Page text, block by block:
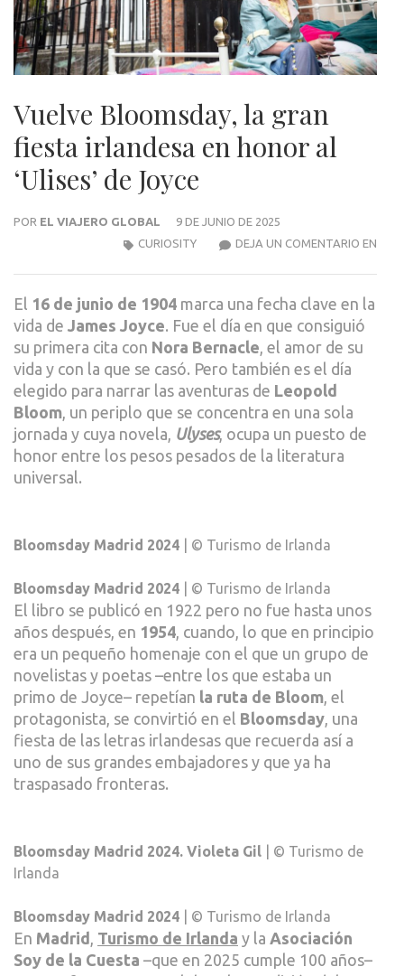
Vuelve Bloomsday, la gran
fiesta irlandesa en honor al
‘Ulises’ de Joyce
POR EL VIAJERO GLOBAL
9 DE JUNIO DE 2025
DEJA UN COMENTARIO EN
CURIOSITY
El 16 de junio de 1904 marca una fecha clave en la
vida de James Joyce. Fue el día en que consiguió
su primera cita con Nora Bernacle , el amor de su
vida y con la que se casó. Pero también es el día
elegido para narrar las aventuras de Leopold
Bloom , un periplo que se concentra en una sola
jornada y cuya novela, Ulyses, ocupa un puesto de
honor entre los pesos pesados de la literatura
universal.
Bloomsday Madrid 2024 | © Turismo de Irlanda
Bloomsday Madrid 2024 | © Turismo de Irlanda
El libro se publicó en 1922 pero no fue hasta unos
años después, en 1954 , cuando, lo que en principio
era un pequeño homenaje con el que un grupo de
novelistas y poetas –entre los que estaba un
primo de Joyce– repetían la ruta de Bloom , el
protagonista, se convirtió en el Bloomsday , una
fiesta de las letras irlandesas que recuerda así a
uno de sus grandes embajadores y que ya ha
traspasado fronteras.
Bloomsday Madrid 2024. Violeta Gil | © Turismo de
Irlanda
Bloomsday Madrid 2024 | © Turismo de Irlanda
En Madrid Turismo de Irlanda y la Asociación
Soy de la Cuesta –que en 2025 cumple 100 años–